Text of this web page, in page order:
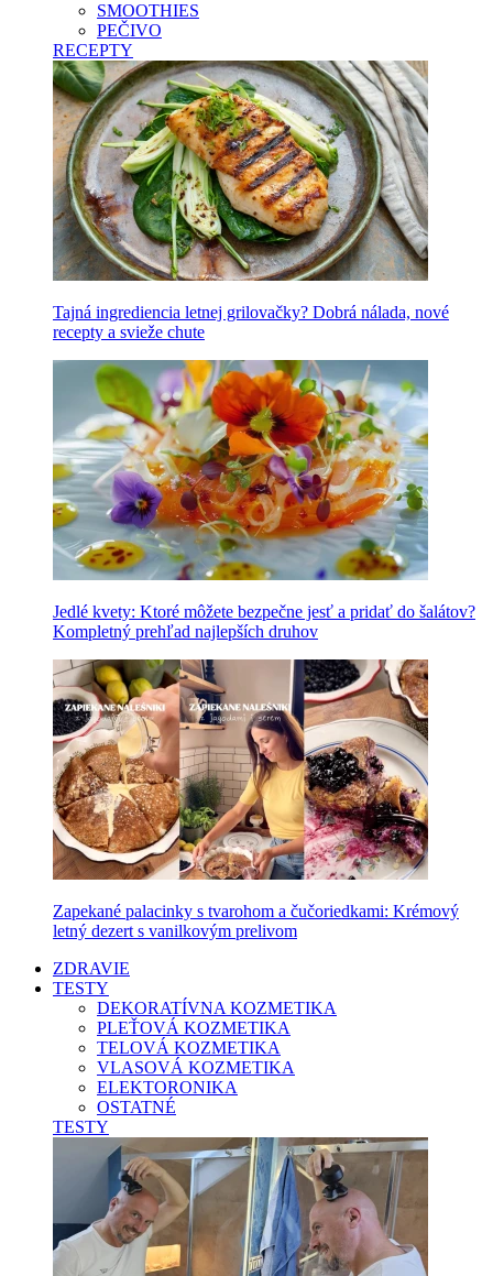
SMOOTHIES
PEČIVO
RECEPTY
Tajná ingrediencia letnej grilovačky? Dobrá nálada, nové
recepty a svieže chute
Jedlé kvety: Ktoré môžete bezpečne jesť a pridať do šalátov?
Kompletný prehľad najlepších druhov
Zapekané palacinky s tvarohom a čučoriedkami: Krémový
letný dezert s vanilkovým prelivom
ZDRAVIE
TESTY
DEKORATÍVNA KOZMETIKA
PLEŤOVÁ KOZMETIKA
TELOVÁ KOZMETIKA
VLASOVÁ KOZMETIKA
ELEKTORONIKA
OSTATNÉ
TESTY